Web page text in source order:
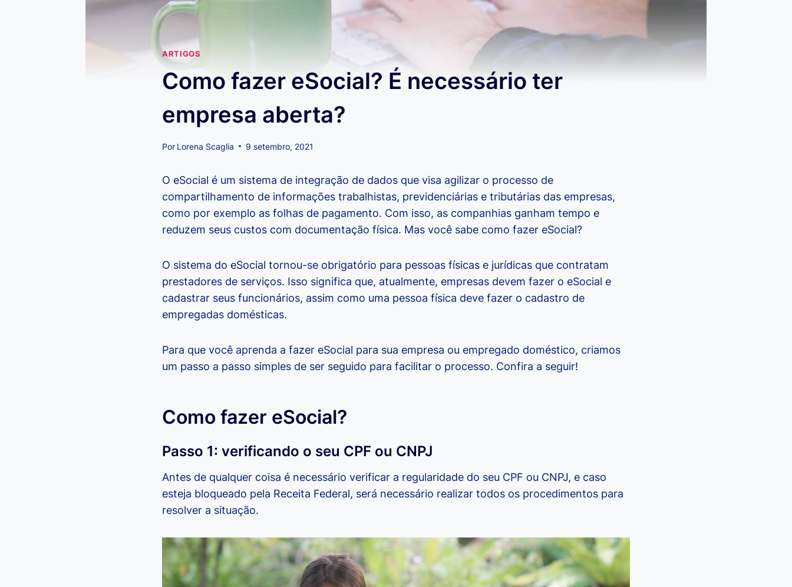
ARTIGOS
Como fazer eSocial? É necessário ter
empresa aberta?
Por Lorena Scaglia 9 setembro, 2021
O eSocial é um sistema de integração de dados que visa agilizar o processo de
compartilhamento de informações trabalhistas, previdenciárias e tributárias das empresas,
como por exemplo as folhas de pagamento. Com isso, as companhias ganham tempo e
reduzem seus custos com documentação física. Mas você sabe como fazer eSocial?
O sistema do eSocial tornou-se obrigatório para pessoas físicas e jurídicas que contratam
prestadores de serviços. Isso significa que, atualmente, empresas devem fazer o eSocial e
cadastrar seus funcionários, assim como uma pessoa física deve fazer o cadastro de
empregadas domésticas.
Para que você aprenda a fazer eSocial para sua empresa ou empregado doméstico, criamos
um passo a passo simples de ser seguido para facilitar o processo. Confira a seguir!
Como fazer eSocial?
Passo 1: verificando o seu CPF ou CNPJ
Antes de qualquer coisa é necessário verificar a regularidade do seu CPF ou CNPJ, e caso
esteja bloqueado pela Receita Federal, será necessário realizar todos os procedimentos para
resolver a situação.